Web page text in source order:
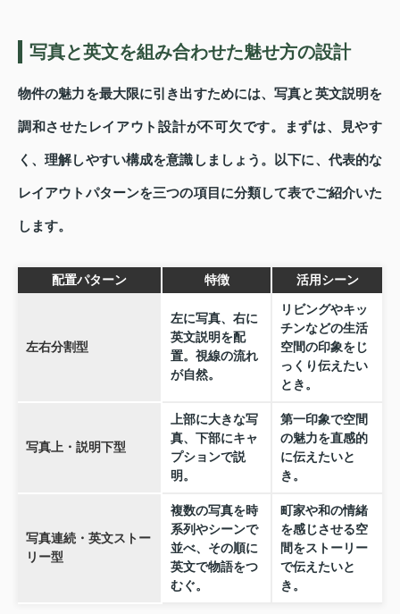
写真と英文を組み合わせた魅せ方の設計
物件の魅力を最大限に引き出すためには、写真と英文説明を
調和させたレイアウト設計が不可欠です。まずは、見やす
く、理解しやすい構成を意識しましょう。以下に、代表的な
レイアウトパターンを三つの項目に分類して表でご紹介いた
します。
配置パターン 特徴 活用シーン
左右分割型
左に写真、右に
英文説明を配
置。視線の流れ
が自然。
リビングやキッ
チンなどの生活
空間の印象をじ
っくり伝えたい
とき。
写真上・説明下型
上部に大きな写
真、下部にキャ
プションで説
明。
第一印象で空間
の魅力を直感的
に伝えたいと
き。
写真連続・英文ストー
リー型
複数の写真を時
系列やシーンで
並べ、その順に
英文で物語をつ
むぐ。
町家や和の情緒
を感じさせる空
間をストーリー
で伝えたいと
き。